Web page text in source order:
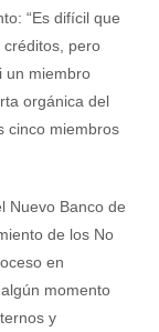
“Es difícil que
pero
un miembro
orgánica del
cinco miembros
Nuevo Banco de
de los No
en
momento
y